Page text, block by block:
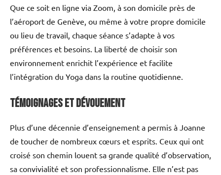
Que ce soit en ligne via Zoom, à son domicile près de
l’aéroport de Genève, ou même à votre propre domicile
ou lieu de travail, chaque séance s’adapte à vos
préférences et besoins. La liberté de choisir son
environnement enrichit l’expérience et facilite
l’intégration du Yoga dans la routine quotidienne.
Témoignages et dévouement
Plus d’une décennie d’enseignement a permis à Joanne
de toucher de nombreux cœurs et esprits. Ceux qui ont
croisé son chemin louent sa grande qualité d’observation,
sa convivialité et son professionnalisme. Elle n’est pas